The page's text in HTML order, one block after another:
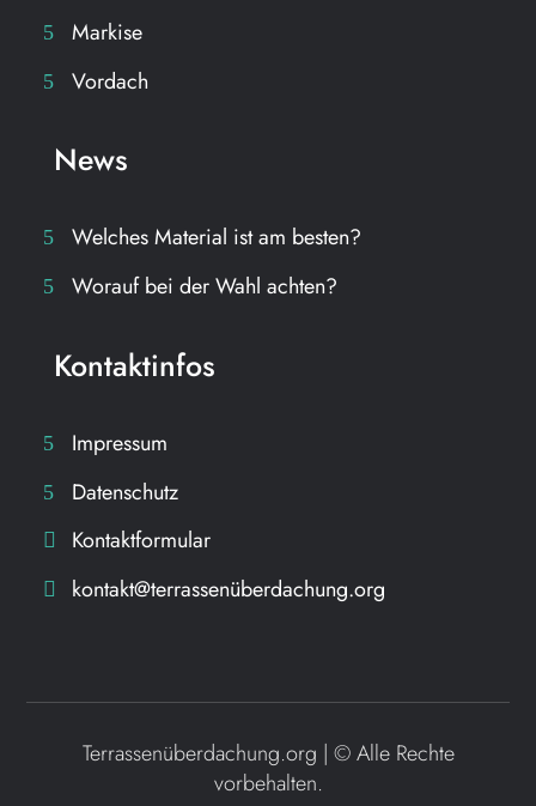
Markise
Vordach
News
Welches Material ist am besten?
Worauf bei der Wahl achten?
Kontaktinfos
Impressum
Datenschutz
Kontaktformular
kontakt@terrassenüberdachung.org
Terrassenüberdachung.org | ©Alle Rechte
vorbehalten.